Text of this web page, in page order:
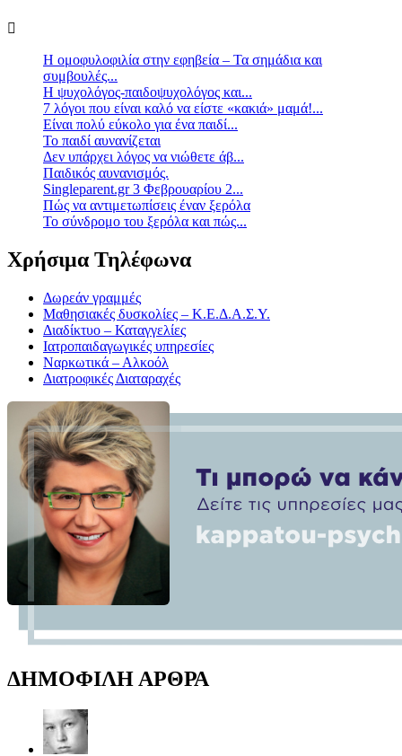
Η ομοφυλοφιλία στην εφηβεία – Τα σημάδια και
συμβουλές...
Η ψυχολόγος-παιδοψυχολόγος και...
7 λόγοι που είναι καλό να είστε «κακιά» μαμά!...
Είναι πολύ εύκολο για ένα παιδί...
Το παιδί αυνανίζεται
Δεν υπάρχει λόγος να νιώθετε άβ...
Παιδικός αυνανισμός.
Singleparent.gr 3 Φεβρουαρίου 2...
Πώς να αντιμετωπίσεις έναν ξερόλα
Το σύνδρομο του ξερόλα και πώς...
Χρήσιμα Τηλέφωνα
Δωρεάν γραμμές
Μαθησιακές δυσκολίες – Κ.Ε.Δ.Α.Σ.Υ.
Διαδίκτυο – Καταγγελίες
Ιατροπαιδαγωγικές υπηρεσίες
Ναρκωτικά – Αλκοόλ
Διατροφικές Διαταραχές
ΔΗΜΟΦΙΛΗ ΑΡΘΡΑ